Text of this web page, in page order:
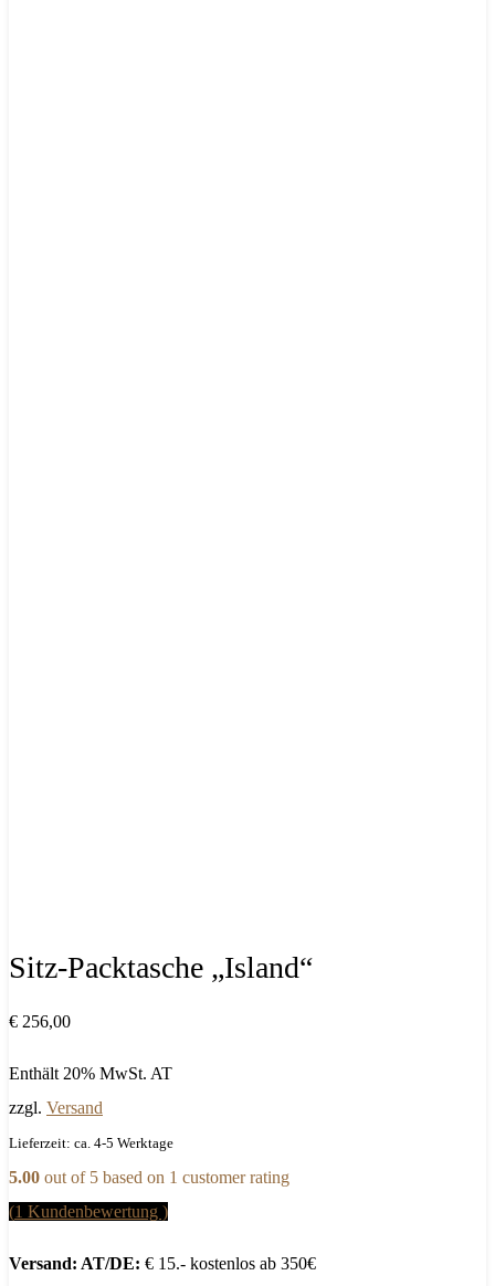
Sitz-Packtasche „Island“
€ 256,00
Enthält 20% MwSt. AT
zzgl. Versand
Lieferzeit: ca. 4-5 Werktage
5.00 out of 5 based on 1 customer rating
(1 Kundenbewertung )
Versand: AT/DE: € 15.- kostenlos ab 350€